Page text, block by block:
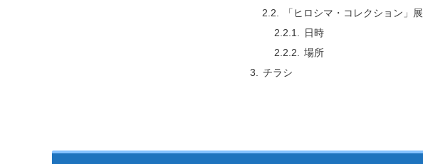
「ヒロシマ・コレクション」展
日時
場所
チラシ